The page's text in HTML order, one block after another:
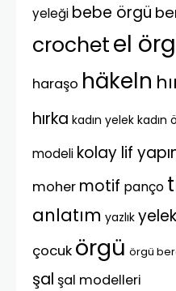
yeleği bebe örgü
crochetel
haraşo häkeln
hırka kadın yelek kadın
modeli kolay lif
moher motif panço
anlatım yazlık yelek
çocuk örgü örgü
şal şal modelleri